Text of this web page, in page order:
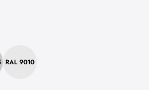
RAL 9010